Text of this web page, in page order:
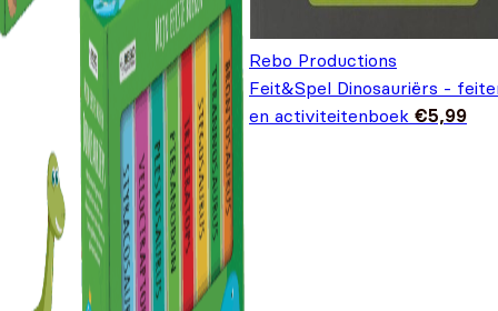
Rebo Productions
Feit&Spel Dinosauriërs -
en activiteitenboek €5,99